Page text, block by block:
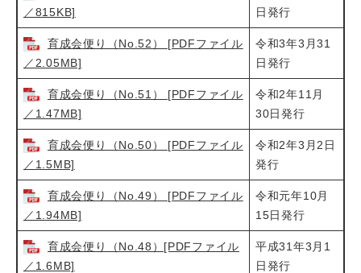
／815KB]
日発行
育成会便り（No.52） [PDFファイル
／2.05MB]
令和3年3月31
日発行
育成会便り（No.51） [PDFファイル
／1.47MB]
令和2年11月
30日発行
育成会便り（No.50） [PDFファイル
／1.5MB]
令和2年3月2日
発行
育成会便り（No.49） [PDFファイル
／1.94MB]
令和元年10月
15日発行
育成会便り（No.48）[PDFファイル
／1.6MB]
平成31年3月1
日発行